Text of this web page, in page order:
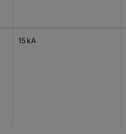
15 kA